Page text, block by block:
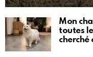
Mon
toutes
cherché